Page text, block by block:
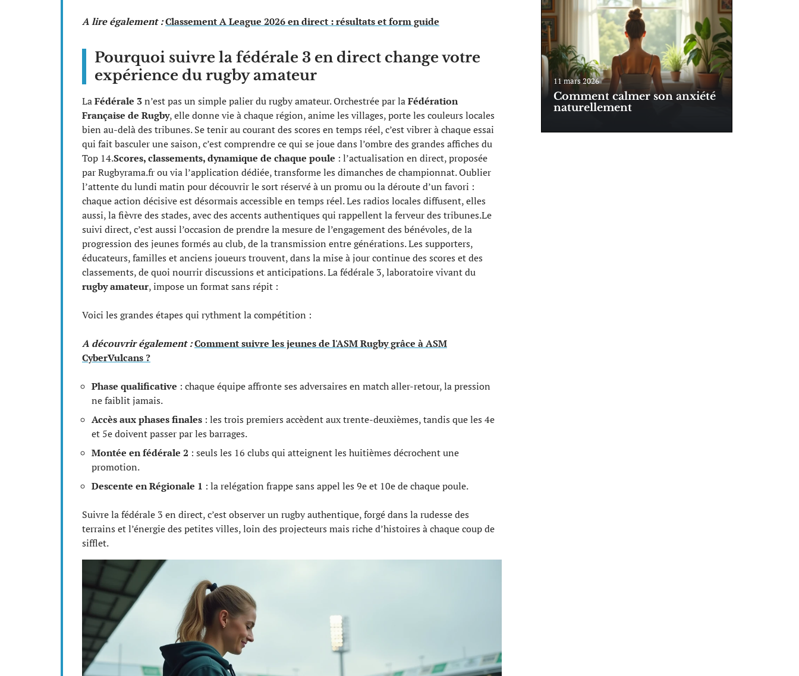
A lire également :Classement A League 2026 en direct : résultats et form guide
Pourquoi suivre la fédérale 3 en direct change votre
expérience du rugby amateur
LaFédérale 3n’est pas un simple palier du rugby amateur. Orchestrée par laFédération
Française de Rugby, elle donne vie à chaque région, anime les villages, porte les couleurs locales
bien au-delà des tribunes. Se tenir au courant des scores en temps réel, c’est vibrer à chaque essai
qui fait basculer une saison, c’est comprendre ce qui se joue dans l’ombre des grandes affiches du
Top 14.Scores, classements, dynamique de chaque poule : l’actualisation en direct, proposée
par Rugbyrama.fr ou via l’application dédiée, transforme les dimanches de championnat. Oublier
l’attente du lundi matin pour découvrir le sort réservé à un promu ou la déroute d’un favori :
chaque action décisive est désormais accessible en temps réel. Les radios locales diffusent, elles
aussi, la fièvre des stades, avec des accents authentiques qui rappellent la ferveur des tribunes.Le
suivi direct, c’est aussi l’occasion de prendre la mesure de l’engagement des bénévoles, de la
progression des jeunes formés au club, de la transmission entre générations. Les supporters,
éducateurs, familles et anciens joueurs trouvent, dans la mise à jour continue des scores et des
classements, de quoi nourrir discussions et anticipations. La fédérale 3, laboratoire vivant du
rugby amateur, impose un format sans répit :
Voici les grandes étapes qui rythment la compétition :
A découvrir également :Comment suivre les jeunes de l'ASM Rugby grâce à ASM
CyberVulcans ?
Phase qualificative : chaque équipe affronte ses adversaires en match aller-retour, la pression
ne faiblit jamais.
Accès aux phases finales : les trois premiers accèdent aux trente-deuxièmes, tandis que les 4e
et 5e doivent passer par les barrages.
Montée en fédérale 2 : seuls les 16 clubs qui atteignent les huitièmes décrochent une
promotion.
Descente en Régionale 1 : la relégation frappe sans appel les 9e et 10e de chaque poule.
Suivre la fédérale 3 en direct, c’est observer un rugby authentique, forgé dans la rudesse des
terrains et l’énergie des petites villes, loin des projecteurs mais riche d’histoires à chaque coup de
sifflet.
11 mars 2026
Comment calmer son anxiété
naturellement